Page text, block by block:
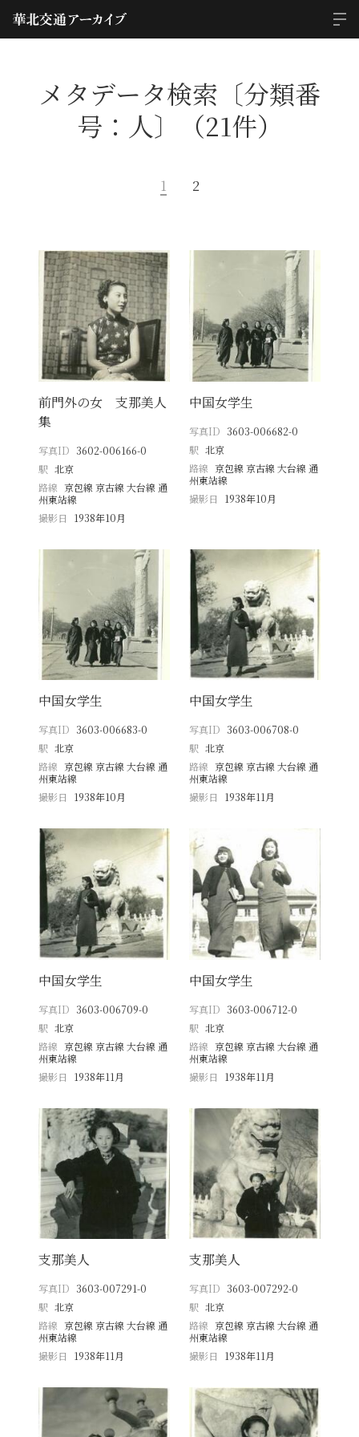
メタデータ検索〔分類番
号：人〕（21件）
1 2
前門外の女 支那美人
集
写真ID 3602-006166-0
駅 北京
路線 京包線 京古線 大台線 通
州東站線
撮影日
1938年10月
中国女学生
写真ID 3603-006682-0
駅 北京
路線 京包線 京古線 大台線 通
州東站線
撮影日
1938年10月
中国女学生
写真ID 3603-006683-0
駅 北京
路線 京包線 京古線 大台線 通
州東站線
撮影日
1938年10月
中国女学生
写真ID 3603-006708-0
駅 北京
路線 京包線 京古線 大台線 通
州東站線
撮影日
1938年11月
中国女学生
写真ID 3603-006709-0
駅 北京
路線 京包線 京古線 大台線 通
州東站線
撮影日
1938年11月
中国女学生
写真ID 3603-006712-0
駅 北京
路線 京包線 京古線 大台線 通
州東站線
撮影日
1938年11月
支那美人
写真ID 3603-007291-0
駅 北京
路線 京包線 京古線 大台線 通
州東站線
撮影日
1938年11月
支那美人
写真ID 3603-007292-0
駅 北京
路線 京包線 京古線 大台線 通
州東站線
撮影日
1938年11月